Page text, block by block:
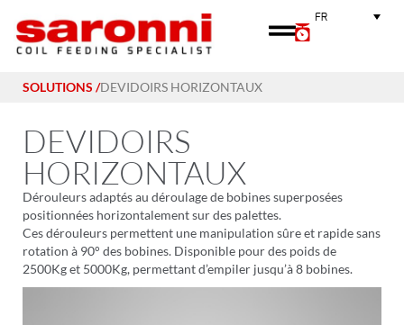
FR
SOLUTIONS /DEVIDOIRS HORIZONTAUX
DEVIDOIRS
HORIZONTAUX
Dérouleurs adaptés au déroulage de bobines superposées
positionnées horizontalement sur des palettes.
Ces dérouleurs permettent une manipulation sûre et rapide sans
rotation à 90° des bobines. Disponible pour des poids de
2500Kg et 5000Kg, permettant d’empiler jusqu’à 8 bobines.